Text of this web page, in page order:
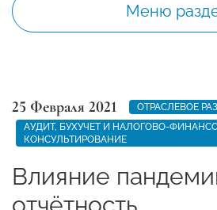
Меню
25 Февраля 2021
ОТРАСЛЕВОЕ
АУДИТ, БУХУЧЕТ И НАЛОГОВО-
КОНСУЛЬТИРОВАНИЕ
Влияние